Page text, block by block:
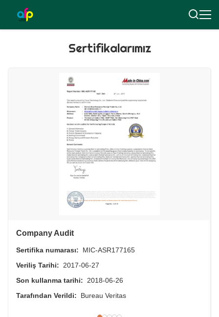
Sertifikalarımız
Company Audit
Sertifika numarası:
MIC-ASR177165
Veriliş Tarihi:
2017-06-27
Son kullanma tarihi:
2018-06-26
Tarafından Verildi:
Bureau Veritas